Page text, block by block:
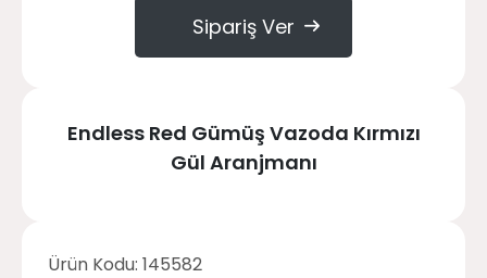
Sipariş Ver
Endless Red Gümüş Vazoda Kırmızı
Gül Aranjmanı
Ürün Kodu: 145582